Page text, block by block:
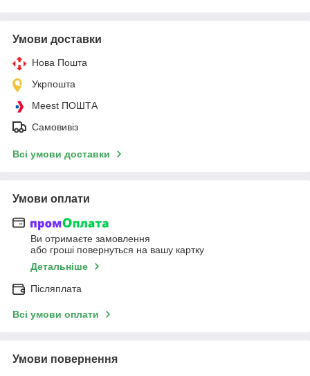
Умови доставки
Нова Пошта
Укрпошта
Meest ПОШТА
Самовивіз
Всі умови доставки
Умови оплати
Ви отримаєте замовлення
або гроші повернуться на вашу картку
Детальніше
Післяплата
Всі умови оплати
Умови повернення